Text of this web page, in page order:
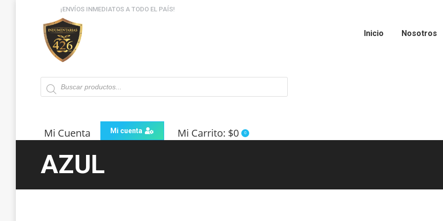
¡ENVÍOS INMEDIATOS A TODO EL PAÍS!
Búsqueda
de
Mi Cuenta Mi cuenta Mi Carrito: $0 0
Inicio Nosotros
AZUL
Estás aquí: